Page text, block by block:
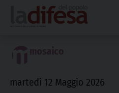
content
martedì 12 Maggio 2026